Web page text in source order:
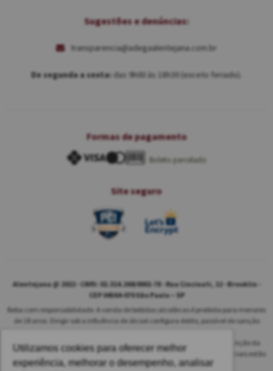
Utilizamos cookies para oferecer melhor
experiência, melhorar o desempenho, analisar
Sugestões e denúncias:
transparencia@adegaalentejana.com.br
De segunda a sexta: das 9h00 às 18h30 (exceto feriado).
Formas de pagamento
Boleto parcelado
Site seguro
Alentejana @ 2022 - CNPJ: 02.314.269/0001-78 - Rua Cincinati, 12 - Brooklin -
CEP 04564-070 São Paulo – SP
Beba com responsabilidade. A venda de bebidas alcoólicas é proibida para menores
de 18 anos. Dirigir sob a influência de álcool configura delito, passível de sanção
As safras dos vinhos poderão ser diferentes das informadas no site em função da
disponibilidade do nosso estoque. Alteração de preços e condições comerciais estão
sujeitas a alteração sem aviso prévio.